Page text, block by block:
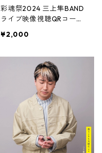
彩魂祭2024 三上隼BAND
ライブ映像視聴QRコード
¥2,000